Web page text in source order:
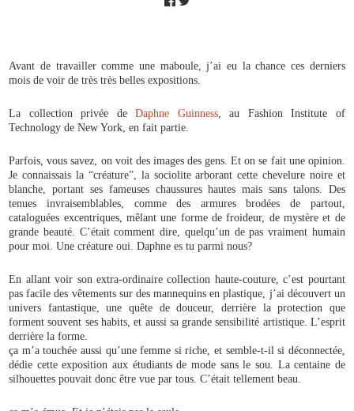
Avant de travailler comme une maboule, j’ai eu la chance ces derniers
mois de voir de très très belles expositions.
La collection privée deDaphne Guinness, au Fashion Institute of
Technology de New York, en fait partie.
Parfois, vous savez, on voit des images des gens. Et on se fait une opinion.
Je connaissais la “créature”, la sociolite arborant cette chevelure noire et
blanche, portant ses fameuses chaussures hautes mais sans talons. Des
tenues invraisemblables, comme des armures brodées de partout,
cataloguées excentriques, mêlant une forme de froideur, de mystère et de
grande beauté. C’était comment dire, quelqu’un de pas vraiment humain
pour moi. Une créature oui. Daphne es tu parmi nous?
En allant voir son extra-ordinaire collection haute-couture, c’est pourtant
pas facile des vêtements sur des mannequins en plastique, j’ai découvert un
univers fantastique, une quête de douceur, derrière la protection que
forment souvent ses habits, et aussi sa grande sensibilité artistique. L’esprit
derrière la forme.
ça m’a touchée aussi qu’une femme si riche, et semble-t-il si déconnectée,
dédie cette exposition aux étudiants de mode sans le sou. La centaine de
silhouettes pouvait donc être vue par tous. C’était tellement beau.